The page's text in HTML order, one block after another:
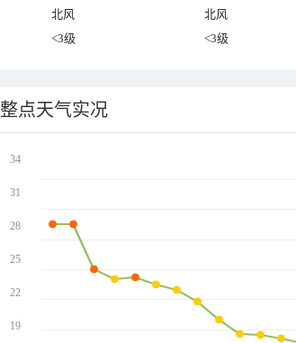
北风 北风
<3级
<3级
整点天气实况
34
31
28
25
22
19